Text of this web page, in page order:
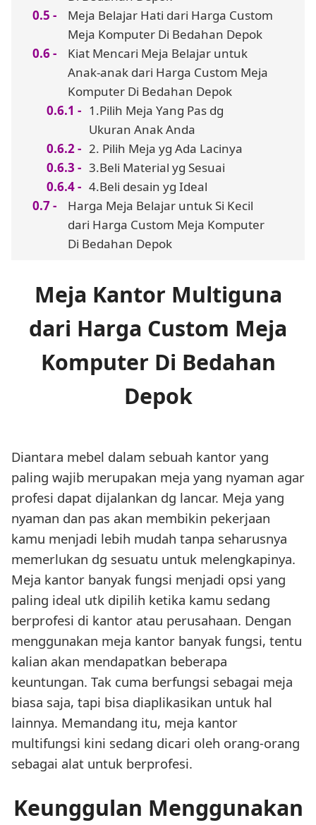
Meja Belajar Hati dari Harga Custom
Meja Komputer Di Bedahan Depok
Kiat Mencari Meja Belajar untuk
Anak-anak dari Harga Custom Meja
Komputer Di Bedahan Depok
1.Pilih Meja Yang Pas dg
Ukuran Anak Anda
2. Pilih Meja yg Ada Lacinya
3.Beli Material yg Sesuai
4.Beli desain yg Ideal
Harga Meja Belajar untuk Si Kecil
dari Harga Custom Meja Komputer
Di Bedahan Depok
Meja Kantor Multiguna
dari Harga Custom Meja
Komputer Di Bedahan
Depok
Diantara mebel dalam sebuah kantor yang
paling wajib merupakan meja yang nyaman agar
profesi dapat dijalankan dg lancar. Meja yang
nyaman dan pas akan membikin pekerjaan
kamu menjadi lebih mudah tanpa seharusnya
memerlukan dg sesuatu untuk melengkapinya.
Meja kantor banyak fungsi menjadi opsi yang
paling ideal utk dipilih ketika kamu sedang
berprofesi di kantor atau perusahaan. Dengan
menggunakan meja kantor banyak fungsi, tentu
kalian akan mendapatkan beberapa
keuntungan. Tak cuma berfungsi sebagai meja
biasa saja, tapi bisa diaplikasikan untuk hal
lainnya. Memandang itu, meja kantor
multifungsi kini sedang dicari oleh orang-orang
sebagai alat untuk berprofesi.
Keunggulan Menggunakan